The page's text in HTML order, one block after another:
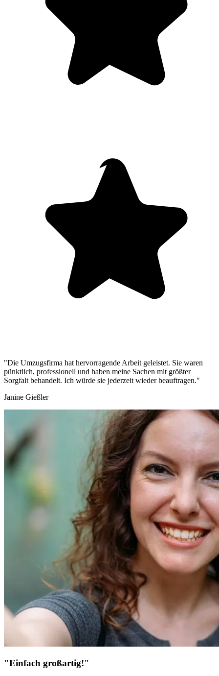
"Die Umzugsfirma hat hervorragende Arbeit geleistet. Sie waren
pünktlich, professionell und haben meine Sachen mit größter
Sorgfalt behandelt. Ich würde sie jederzeit wieder beauftragen."
Janine Gießler
"Einfach großartig!"